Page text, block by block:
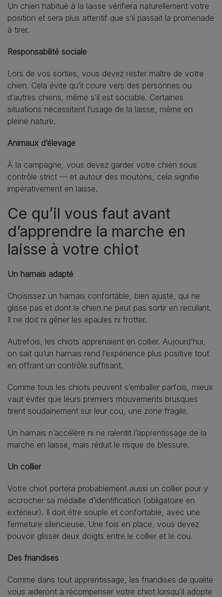
Un chien habitué à la laisse vérifiera naturellement votre
position et sera plus attentif que s’il passait la promenade
à tirer.
Responsabilité sociale
Lors de vos sorties, vous devez rester maître de votre
chien. Cela évite qu’il coure vers des personnes ou
d’autres chiens, même s’il est sociable. Certaines
situations nécessitent l’usage de la laisse, même en
pleine nature.
Animaux d’élevage
À la campagne, vous devez garder votre chien sous
contrôle strict — et autour des moutons, cela signifie
impérativement en laisse.
Ce qu’il vous faut avant
d’apprendre la marche en
laisse à votre chiot
Un harnais adapté
Choisissez un harnais confortable, bien ajusté, qui ne
glisse pas et dont le chien ne peut pas sortir en reculant.
Il ne doit ni gêner les épaules ni frotter.
Autrefois, les chiots apprenaient en collier. Aujourd’hui,
on sait qu’un harnais rend l’expérience plus positive tout
en offrant un contrôle suffisant.
Comme tous les chiots peuvent s’emballer parfois, mieux
vaut éviter que leurs premiers mouvements brusques
tirent soudainement sur leur cou, une zone fragile.
Un harnais n’accélère ni ne ralentit l’apprentissage de la
marche en laisse, mais réduit le risque de blessure.
Un collier
Votre chiot portera probablement aussi un collier pour y
accrocher sa médaille d’identification (obligatoire en
extérieur). Il doit être souple et confortable, avec une
fermeture silencieuse. Une fois en place, vous devez
pouvoir glisser deux doigts entre le collier et le cou.
Des friandises
Comme dans tout apprentissage, les friandises de qualité
vous aideront à récompenser votre chiot lorsqu’il adopte